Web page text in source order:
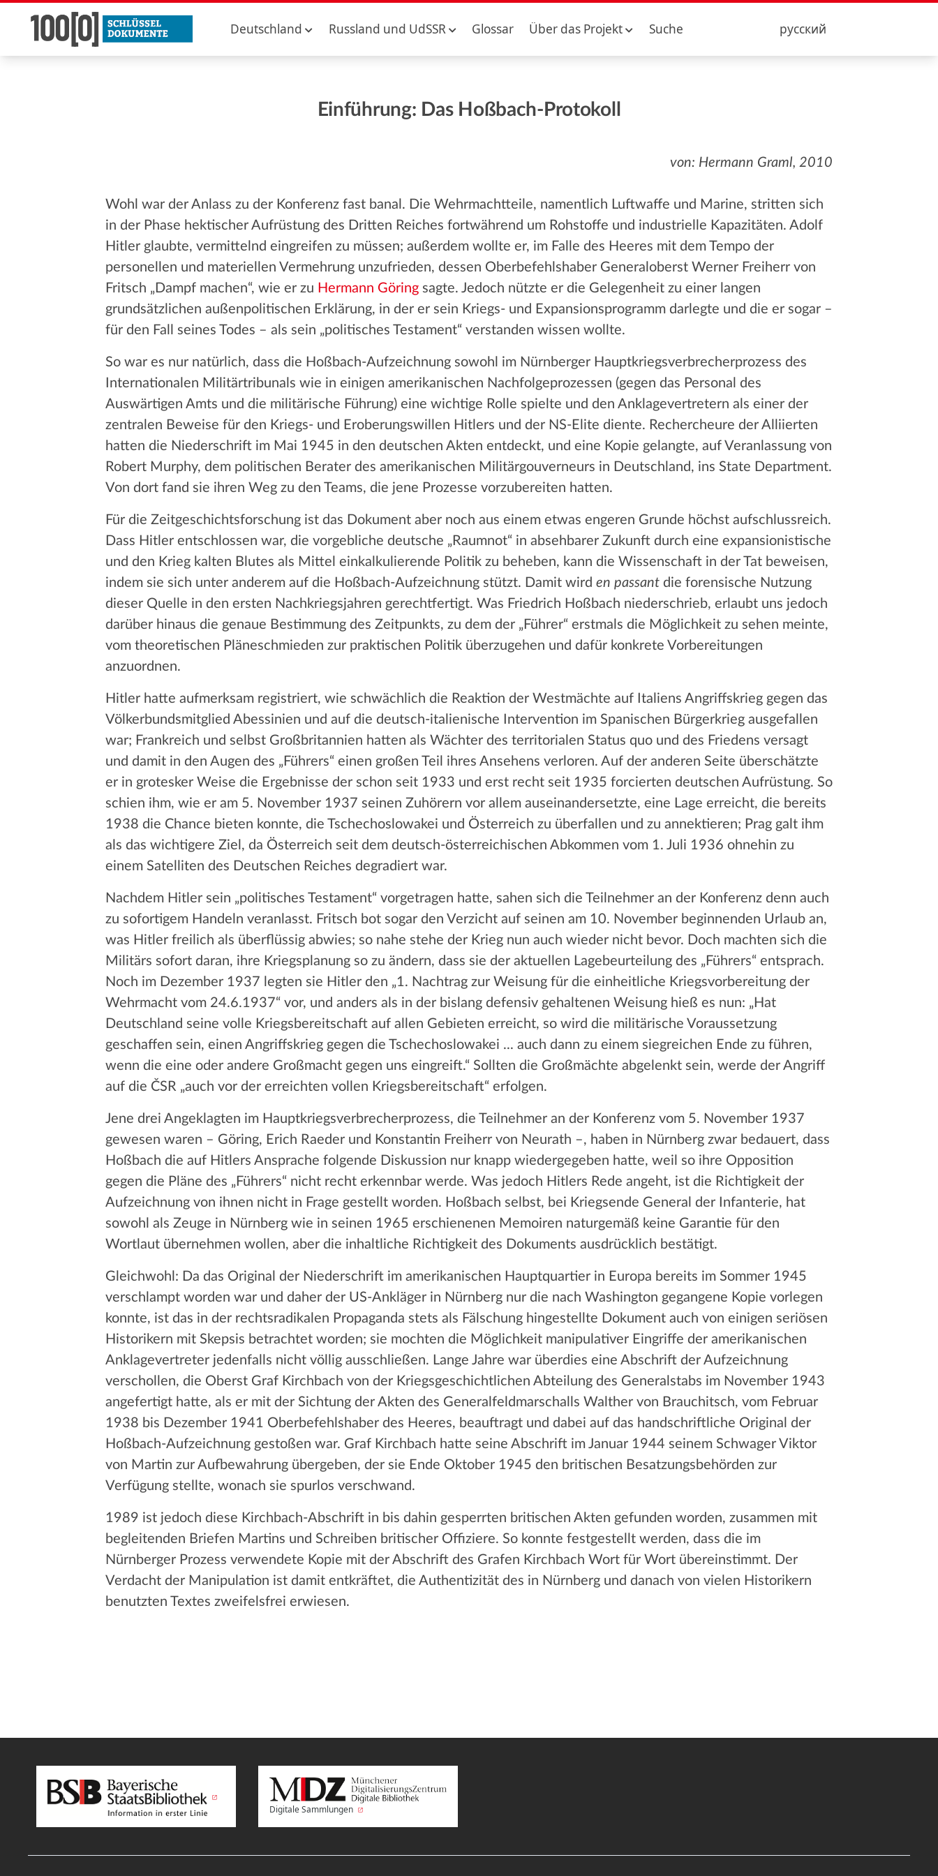
Deutschland Russland und UdSSR Glossar Über das Projekt Suche русский
Einführung: Das Hoßbach-Protokoll
von: Hermann Graml, 2010
Wohl war der Anlass zu der Konferenz fast banal. Die Wehrmachtteile, namentlich Luftwaffe und Marine, stritten sich
in der Phase hektischer Aufrüstung des Dritten Reiches fortwährend um Rohstoffe und industrielle Kapazitäten. Adolf
Hitler glaubte, vermittelnd eingreifen zu müssen; außerdem wollte er, im Falle des Heeres mit dem Tempo der
personellen und materiellen Vermehrung unzufrieden, dessen Oberbefehlshaber Generaloberst Werner Freiherr von
Fritsch „Dampf machen“, wie er zu Hermann Göringsagte. Jedoch nützte er die Gelegenheit zu einer langen
grundsätzlichen außenpolitischen Erklärung, in der er sein Kriegs- und Expansionsprogramm darlegte und die er sogar –
für den Fall seines Todes – als sein „politisches Testament“ verstanden wissen wollte.
So war es nur natürlich, dass die Hoßbach-Aufzeichnung sowohl im Nürnberger Hauptkriegsverbrecherprozess des
Internationalen Militärtribunals wie in einigen amerikanischen Nachfolgeprozessen (gegen das Personal des
Auswärtigen Amts und die militärische Führung) eine wichtige Rolle spielte und den Anklagevertretern als einer der
zentralen Beweise für den Kriegs- und Eroberungswillen Hitlers und der NS-Elite diente. Rechercheure der Alliierten
hatten die Niederschrift im Mai 1945 in den deutschen Akten entdeckt, und eine Kopie gelangte, auf Veranlassung von
Robert Murphy, dem politischen Berater des amerikanischen Militärgouverneurs in Deutschland, ins State Department.
Von dort fand sie ihren Weg zu den Teams, die jene Prozesse vorzubereiten hatten.
Für die Zeitgeschichtsforschung ist das Dokument aber noch aus einem etwas engeren Grunde höchst aufschlussreich.
Dass Hitler entschlossen war, die vorgebliche deutsche „Raumnot“ in absehbarer Zukunft durch eine expansionistische
und den Krieg kalten Blutes als Mittel einkalkulierende Politik zu beheben, kann die Wissenschaft in der Tat beweisen,
indem sie sich unter anderem auf die Hoßbach-Aufzeichnung stützt. Damit wird en passantdie forensische Nutzung
dieser Quelle in den ersten Nachkriegsjahren gerechtfertigt. Was Friedrich Hoßbach niederschrieb, erlaubt uns jedoch
darüber hinaus die genaue Bestimmung des Zeitpunkts, zu dem der „Führer“ erstmals die Möglichkeit zu sehen meinte,
vom theoretischen Pläneschmieden zur praktischen Politik überzugehen und dafür konkrete Vorbereitungen
anzuordnen.
Hitler hatte aufmerksam registriert, wie schwächlich die Reaktion der Westmächte auf Italiens Angriffskrieg gegen das
Völkerbundsmitglied Abessinien und auf die deutsch-italienische Intervention im Spanischen Bürgerkrieg ausgefallen
war; Frankreich und selbst Großbritannien hatten als Wächter des territorialen Status quo und des Friedens versagt
und damit in den Augen des „Führers“ einen großen Teil ihres Ansehens verloren. Auf der anderen Seite überschätzte
er in grotesker Weise die Ergebnisse der schon seit 1933 und erst recht seit 1935 forcierten deutschen Aufrüstung. So
schien ihm, wie er am 5. November 1937 seinen Zuhörern vor allem auseinandersetzte, eine Lage erreicht, die bereits
1938 die Chance bieten konnte, die Tschechoslowakei und Österreich zu überfallen und zu annektieren; Prag galt ihm
als das wichtigere Ziel, da Österreich seit dem deutsch-österreichischen Abkommen vom 1. Juli 1936 ohnehin zu
einem Satelliten des Deutschen Reiches degradiert war.
Nachdem Hitler sein „politisches Testament“ vorgetragen hatte, sahen sich die Teilnehmer an der Konferenz denn auch
zu sofortigem Handeln veranlasst. Fritsch bot sogar den Verzicht auf seinen am 10. November beginnenden Urlaub an,
was Hitler freilich als überflüssig abwies; so nahe stehe der Krieg nun auch wieder nicht bevor. Doch machten sich die
Militärs sofort daran, ihre Kriegsplanung so zu ändern, dass sie der aktuellen Lagebeurteilung des „Führers“ entsprach.
Noch im Dezember 1937 legten sie Hitler den „1. Nachtrag zur Weisung für die einheitliche Kriegsvorbereitung der
Wehrmacht vom 24.6.1937“ vor, und anders als in der bislang defensiv gehaltenen Weisung hieß es nun: „Hat
Deutschland seine volle Kriegsbereitschaft auf allen Gebieten erreicht, so wird die militärische Voraussetzung
geschaffen sein, einen Angriffskrieg gegen die Tschechoslowakei ... auch dann zu einem siegreichen Ende zu führen,
wenn die eine oder andere Großmacht gegen uns eingreift.“ Sollten die Großmächte abgelenkt sein, werde der Angriff
auf die ČSR „auch vor der erreichten vollen Kriegsbereitschaft“ erfolgen.
Jene drei Angeklagten im Hauptkriegsverbrecherprozess, die Teilnehmer an der Konferenz vom 5. November 1937
gewesen waren – Göring, Erich Raeder und Konstantin Freiherr von Neurath –, haben in Nürnberg zwar bedauert, dass
Hoßbach die auf Hitlers Ansprache folgende Diskussion nur knapp wiedergegeben hatte, weil so ihre Opposition
gegen die Pläne des „Führers“ nicht recht erkennbar werde. Was jedoch Hitlers Rede angeht, ist die Richtigkeit der
Aufzeichnung von ihnen nicht in Frage gestellt worden. Hoßbach selbst, bei Kriegsende General der Infanterie, hat
sowohl als Zeuge in Nürnberg wie in seinen 1965 erschienenen Memoiren naturgemäß keine Garantie für den
Wortlaut übernehmen wollen, aber die inhaltliche Richtigkeit des Dokuments ausdrücklich bestätigt.
Gleichwohl: Da das Original der Niederschrift im amerikanischen Hauptquartier in Europa bereits im Sommer 1945
verschlampt worden war und daher der US-Ankläger in Nürnberg nur die nach Washington gegangene Kopie vorlegen
konnte, ist das in der rechtsradikalen Propaganda stets als Fälschung hingestellte Dokument auch von einigen seriösen
Historikern mit Skepsis betrachtet worden; sie mochten die Möglichkeit manipulativer Eingriffe der amerikanischen
Anklagevertreter jedenfalls nicht völlig ausschließen. Lange Jahre war überdies eine Abschrift der Aufzeichnung
verschollen, die Oberst Graf Kirchbach von der Kriegsgeschichtlichen Abteilung des Generalstabs im November 1943
angefertigt hatte, als er mit der Sichtung der Akten des Generalfeldmarschalls Walther von Brauchitsch, vom Februar
1938 bis Dezember 1941 Oberbefehlshaber des Heeres, beauftragt und dabei auf das handschriftliche Original der
Hoßbach-Aufzeichnung gestoßen war. Graf Kirchbach hatte seine Abschrift im Januar 1944 seinem Schwager Viktor
von Martin zur Aufbewahrung übergeben, der sie Ende Oktober 1945 den britischen Besatzungsbehörden zur
Verfügung stellte, wonach sie spurlos verschwand.
1989 ist jedoch diese Kirchbach-Abschrift in bis dahin gesperrten britischen Akten gefunden worden, zusammen mit
begleitenden Briefen Martins und Schreiben britischer Offiziere. So konnte festgestellt werden, dass die im
Nürnberger Prozess verwendete Kopie mit der Abschrift des Grafen Kirchbach Wort für Wort übereinstimmt. Der
Verdacht der Manipulation ist damit entkräftet, die Authentizität des in Nürnberg und danach von vielen Historikern
benutzten Textes zweifelsfrei erwiesen.
Digitale Sammlungen